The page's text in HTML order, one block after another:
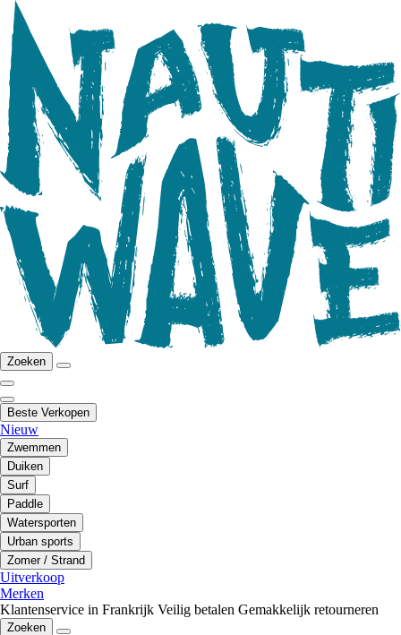
Zoeken
Beste Verkopen
Nieuw
Zwemmen
Duiken
Surf
Paddle
Watersporten
Urban sports
Zomer / Strand
Uitverkoop
Merken
Klantenservice in Frankrijk Veilig betalen Gemakkelijk retourneren
Zoeken